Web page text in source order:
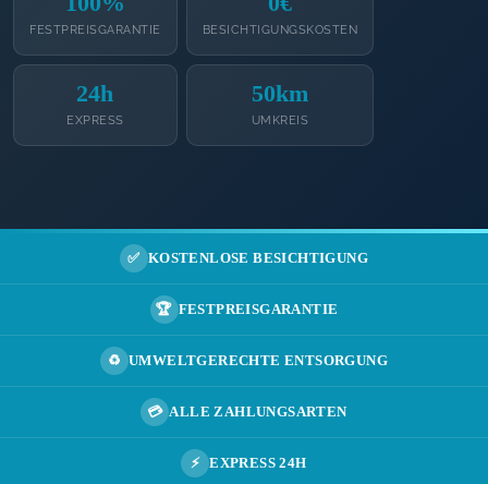
FESTPREISGARANTIE BESICHTIGUNGSKOSTEN
24h
EXPRESS
50km
UMKREIS
✅ KOSTENLOSE BESICHTIGUNG
🏆 FESTPREISGARANTIE
♻️ UMWELTGERECHTE ENTSORGUNG
💳 ALLE ZAHLUNGSARTEN
⚡ EXPRESS 24H